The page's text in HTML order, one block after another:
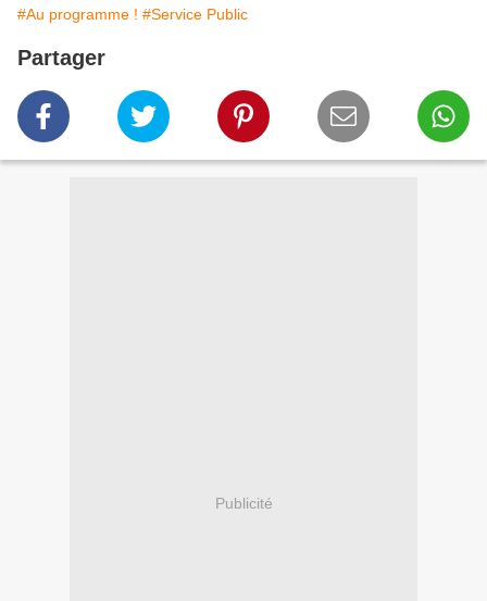
#Au programme ! #Service Public
Partager
Publicité